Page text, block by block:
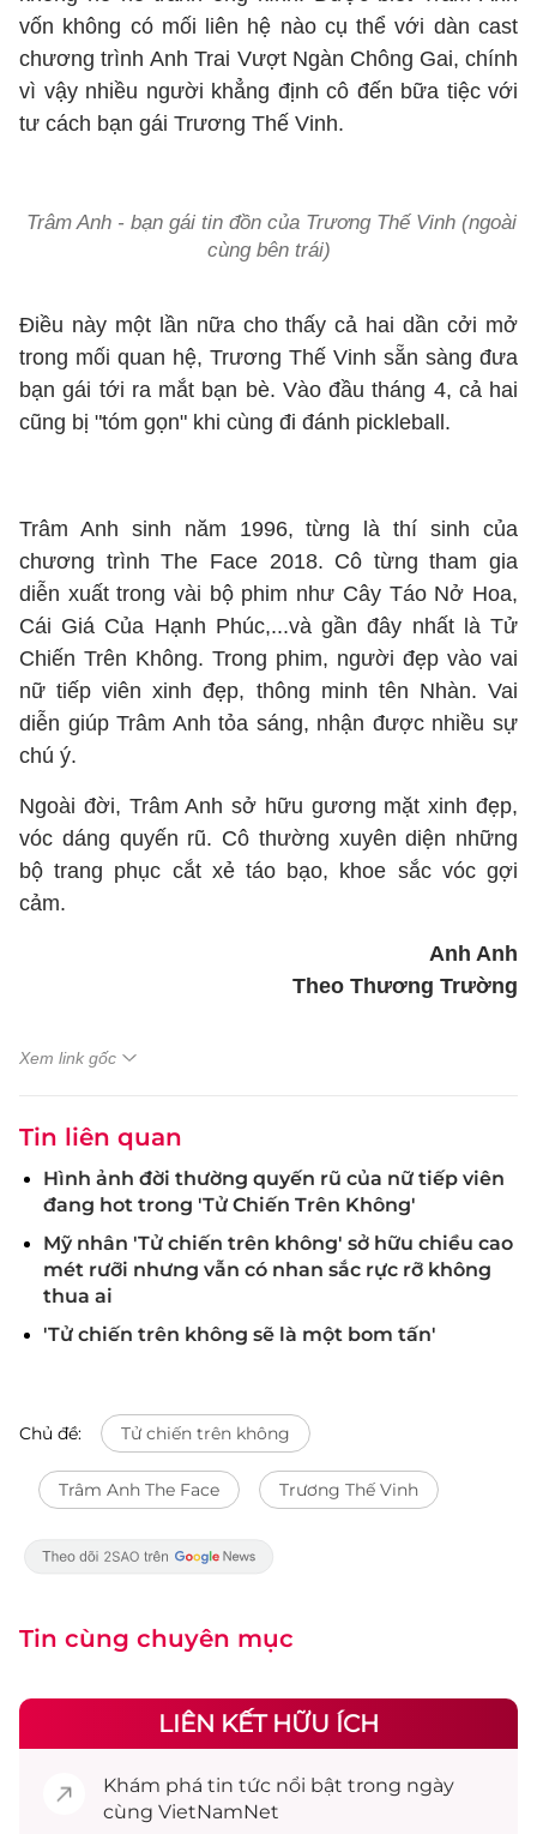
vốn không có mối liên hệ nào cụ thể với dàn cast
chương trình Anh Trai Vượt Ngàn Chông Gai, chính
vì vậy nhiều người khẳng định cô đến bữa tiệc với
tư cách bạn gái Trương Thế Vinh.
Trâm Anh - bạn gái tin đồn của Trương Thế Vinh (ngoài
cùng bên trái)
Điều này một lần nữa cho thấy cả hai dần cởi mở
trong mối quan hệ, Trương Thế Vinh sẵn sàng đưa
bạn gái tới ra mắt bạn bè. Vào đầu tháng 4, cả hai
cũng bị "tóm gọn" khi cùng đi đánh pickleball.
Trâm Anh sinh năm 1996, từng là thí sinh của
chương trình The Face 2018. Cô từng tham gia
diễn xuất trong vài bộ phim như Cây Táo Nở Hoa,
Cái Giá Của Hạnh Phúc,...và gần đây nhất là Tử
Chiến Trên Không. Trong phim, người đẹp vào vai
nữ tiếp viên xinh đẹp, thông minh tên Nhàn. Vai
diễn giúp Trâm Anh tỏa sáng, nhận được nhiều sự
chú ý.
Ngoài đời, Trâm Anh sở hữu gương mặt xinh đẹp,
vóc dáng quyến rũ. Cô thường xuyên diện những
bộ trang phục cắt xẻ táo bạo, khoe sắc vóc gợi
cảm.
Anh Anh
Theo Thương Trường
Xem link gốc
Tin liên quan
Hình ảnh đời thường quyến rũ của nữ tiếp viên
đang hot trong 'Tử Chiến Trên Không'
Mỹ nhân 'Tử chiến trên không' sở hữu chiều cao
mét rưỡi nhưng vẫn có nhan sắc rực rỡ không
thua ai
'Tử chiến trên không sẽ là một bom tấn'
Chủ đề: Tử chiến trên không
Trâm Anh The Face Trương Thế Vinh
Tin cùng chuyên mục
LIÊN KẾT HỮU ÍCH
Khám phá tin tức nổi bật trong ngày
cùng VietNamNet